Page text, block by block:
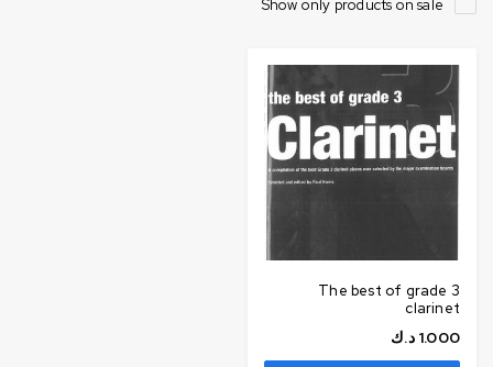
Show only products on sale
The best of grade 3
clarinet
1.000 د.ك